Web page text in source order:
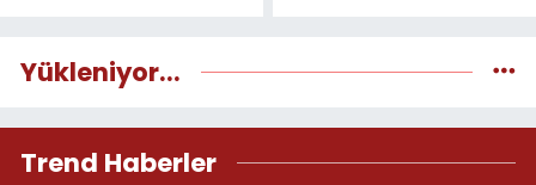
Yükleniyor...
Trend Haberler